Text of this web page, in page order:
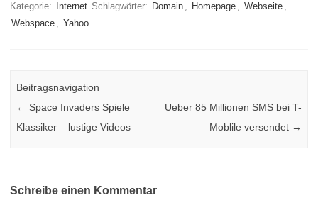
Kategorie: Internet Schlagwörter: Domain , Homepage , Webseite ,
Webspace , Yahoo
Beitragsnavigation
← Space Invaders Spiele
Klassiker – lustige Videos
Ueber 85 Millionen SMS bei T-
Moblile versendet →
Schreibe einen Kommentar